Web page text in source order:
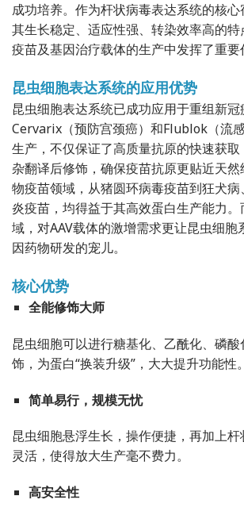
成功培养。作为杆状病毒表达系统的核心
其生长稳定、适应性强、转染效率高的特
疫苗及基因治疗载体的生产中发挥了重要
昆虫细胞表达系统的应用优势
昆虫细胞表达系统已成功应用于重组新冠
Cervarix（预防宫颈癌）和Flublok（流
生产，不仅保证了高质量抗原的快速获
杂翻译后修饰，确保疫苗抗原更贴近天
物疫苗领域，从猪圆环病毒疫苗到狂犬
炎疫苗，均得益于其高效蛋白生产能力
域，对AAV载体的激增需求更让昆虫细胞
因药物研发的宠儿。
核心优势
全能修饰大师
昆虫细胞可以进行糖基化、乙酰化、磷
饰，为蛋白“换装升级”，大大提升功能性。
简单易行，规模无忧
昆虫细胞悬浮生长，操作便捷，再加上
灵活，使得放大生产毫不费力。
高安全性